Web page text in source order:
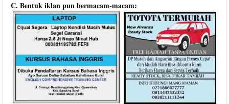
C. Bentuk iklan pun bermacam-macam: